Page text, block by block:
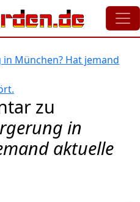
München? Hat jemand
zu
in
aktuelle